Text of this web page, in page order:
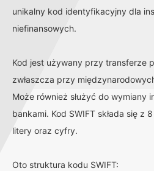
unikalny kod identyfikacyjny dla
niefinansowych.
Kod jest używany przy transferze
zwłaszcza przy
Może również służyć do wymiany
bankami. Kod SWIFT składa się z
litery oraz cyfry.
Oto struktura kodu SWIFT: